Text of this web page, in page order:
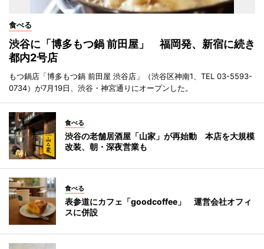
食べる
渋谷に「博多もつ鍋 前田屋」 福岡発、新宿に続き
都内2号店
もつ鍋店「博多もつ鍋 前田屋 渋谷店」（渋谷区神南1、TEL 03-5593-
0734）が7月19日、渋谷・神宮通りにオープンした。
食べる
渋谷の老舗居酒屋「山家」が再始動 本店を大規模
改装、朝・深夜営業も
食べる
表参道にカフェ「goodcoffee」 運営会社オフィ
スに併設